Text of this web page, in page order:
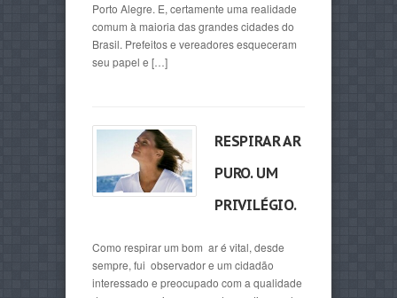
Porto Alegre. E, certamente uma realidade
comum à maioria das grandes cidades do
Brasil. Prefeitos e vereadores esqueceram
seu papel e […]
RESPIRAR AR
PURO. UM
PRIVILÉGIO.
Como respirar um bom ar é vital, desde
sempre, fui observador e um cidadão
interessado e preocupado com a qualidade